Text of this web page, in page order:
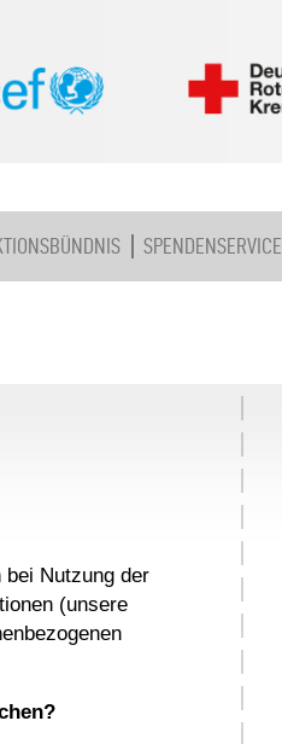
SPENDENSERVICE
bei Nutzung der
(unsere